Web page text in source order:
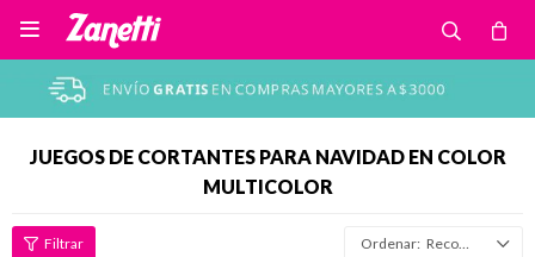

JUEGOS DE CORTANTES PARA NAVIDAD EN COLOR
MULTICOLOR
Recomendados